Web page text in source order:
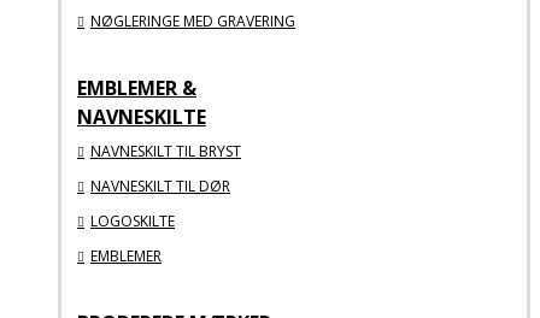
NØGLERINGE MED GRAVERING
EMBLEMER &
NAVNESKILTE
NAVNESKILT TIL BRYST
NAVNESKILT TIL DØR
LOGOSKILTE
EMBLEMER